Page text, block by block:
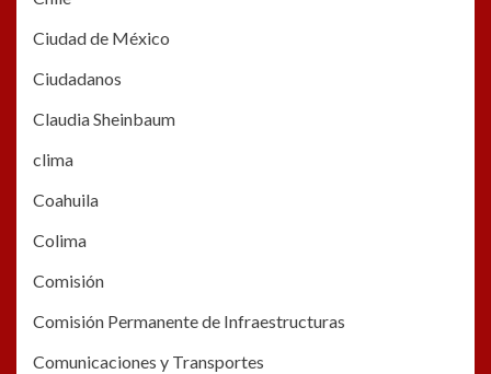
Ciudad de México
Ciudadanos
Claudia Sheinbaum
clima
Coahuila
Colima
Comisión
Comisión Permanente de Infraestructuras
Comunicaciones y Transportes